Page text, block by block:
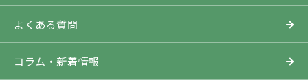
よくある質問
コラム・新着情報